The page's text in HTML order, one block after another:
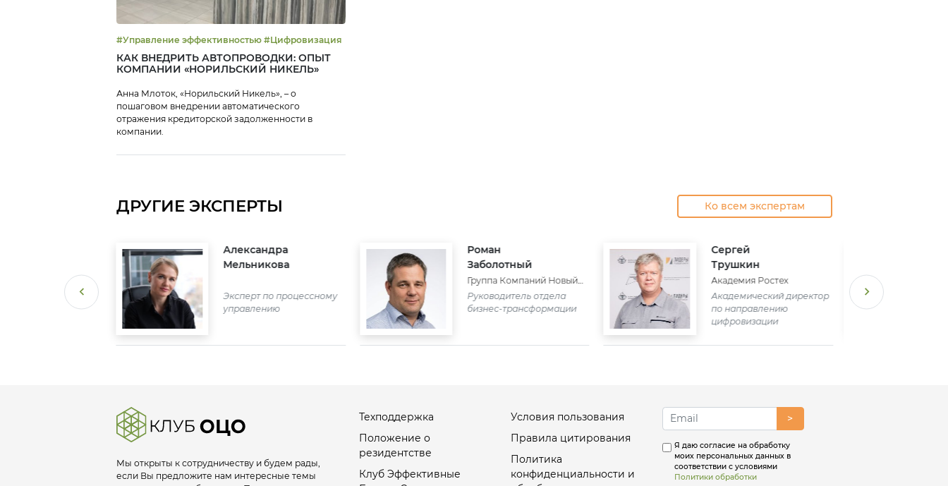
#Управление эффективностью #Цифровизация
КАК ВНЕДРИТЬ АВТОПРОВОДКИ: ОПЫТ
КОМПАНИИ «НОРИЛЬСКИЙ НИКЕЛЬ»
Анна Млоток, «Норильский Никель», – о
пошаговом внедрении автоматического
отражения кредиторской задолженности в
компании.
ДРУГИЕ ЭКСПЕРТЫ Ко всем экспертам
отдела по
Александра
Мельникова
Эксперт по процессному
управлению
Роман
Заболотный
Группа Компаний Новый
город
Руководитель отдела
бизнес-трансформации
Сергей
Трушкин
Академия Ростех
Академический директор
по направлению
цифровизации
Мы открыты к сотрудничеству и будем рады,
если Вы предложите нам интересные темы
Техподдержка
Положение о
резидентстве
Клуб Эффективные
Условия пользования
Правила цитирования
Политика
конфиденциальности и
>
Я даю согласие на обработку
моих персональных данных в
соответствии с условиями
Политики обработки